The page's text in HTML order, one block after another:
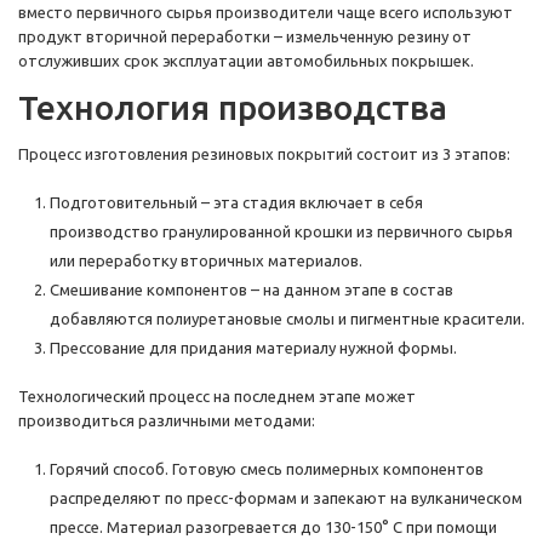
вместо первичного сырья производители чаще всего используют
продукт вторичной переработки – измельченную резину от
отслуживших срок эксплуатации автомобильных покрышек.
Технология производства
Процесс изготовления резиновых покрытий состоит из 3 этапов:
Подготовительный – эта стадия включает в себя
производство гранулированной крошки из первичного сырья
или переработку вторичных материалов.
Смешивание компонентов – на данном этапе в состав
добавляются полиуретановые смолы и пигментные красители.
Прессование для придания материалу нужной формы.
Технологический процесс на последнем этапе может
производиться различными методами:
Горячий способ. Готовую смесь полимерных компонентов
распределяют по пресс-формам и запекают на вулканическом
прессе. Материал разогревается до 130-150° C при помощи